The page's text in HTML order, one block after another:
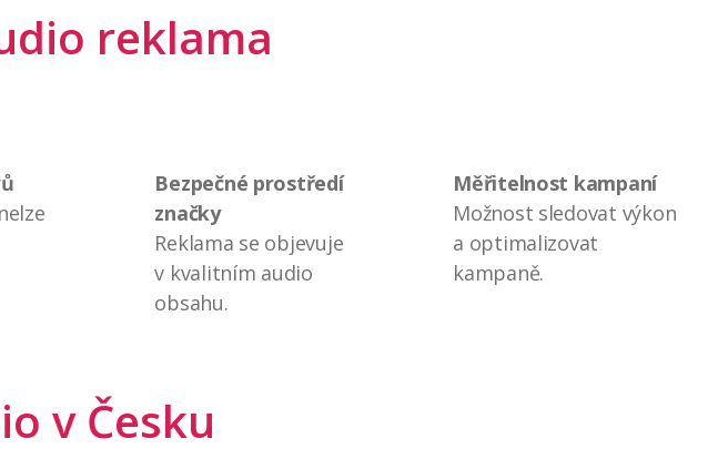
reklama
Bezpečné prostředí
značky
Reklama se objevuje
v kvalitním audio
obsahu.
Měřitelnost kampaní
Možnost sledovat výkon
a optimalizovat
kampaně.
v Česku